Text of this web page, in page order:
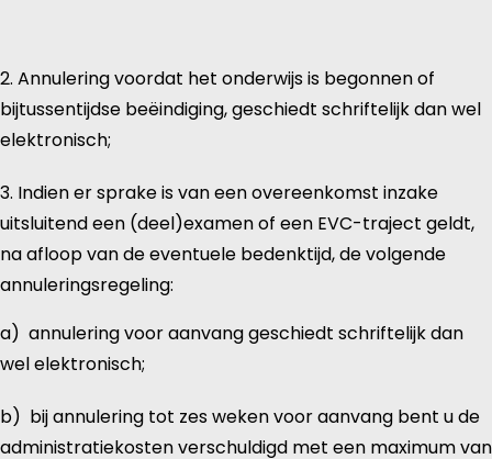
2. Annulering voordat het onderwijs is begonnen of
bijtussentijdse beëindiging, geschiedt schriftelijk dan wel
elektronisch;
3. Indien er sprake is van een overeenkomst inzake
uitsluitend een (deel)examen of een EVC-traject geldt,
na afloop van de eventuele bedenktijd, de volgende
annuleringsregeling:
a) annulering voor aanvang geschiedt schriftelijk dan
wel elektronisch;
b) bij annulering tot zes weken voor aanvang bent u de
administratiekosten verschuldigd met een maximum van